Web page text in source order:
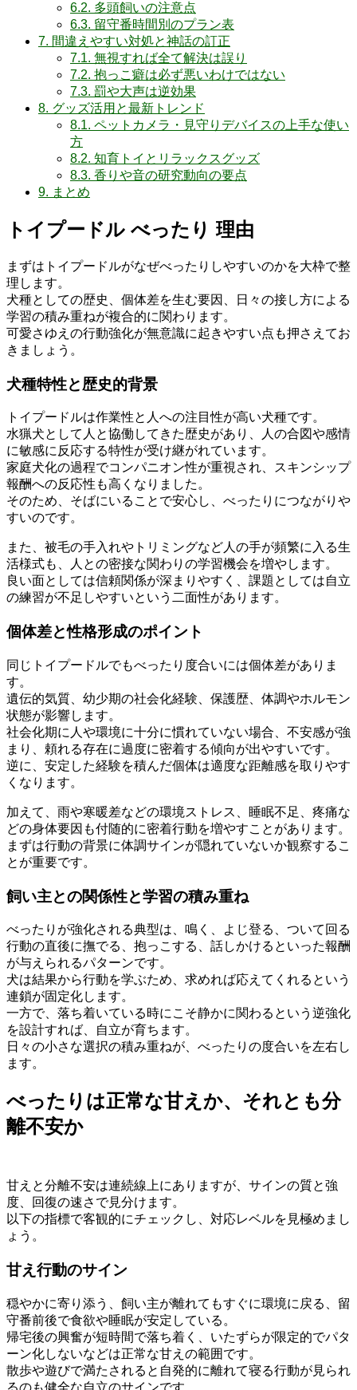
6.2. 多頭飼いの注意点
6.3. 留守番時間別のプラン表
7. 間違えやすい対処と神話の訂正
7.1. 無視すれば全て解決は誤り
7.2. 抱っこ癖は必ず悪いわけではない
7.3. 罰や大声は逆効果
8. グッズ活用と最新トレンド
8.1. ペットカメラ・見守りデバイスの上手な使い
方
8.2. 知育トイとリラックスグッズ
8.3. 香りや音の研究動向の要点
9. まとめ
トイプードル べったり 理由
まずはトイプードルがなぜべったりしやすいのかを大枠で整
理します。
犬種としての歴史、個体差を生む要因、日々の接し方による
学習の積み重ねが複合的に関わります。
可愛さゆえの行動強化が無意識に起きやすい点も押さえてお
きましょう。
犬種特性と歴史的背景
トイプードルは作業性と人への注目性が高い犬種です。
水猟犬として人と協働してきた歴史があり、人の合図や感情
に敏感に反応する特性が受け継がれています。
家庭犬化の過程でコンパニオン性が重視され、スキンシップ
報酬への反応性も高くなりました。
そのため、そばにいることで安心し、べったりにつながりや
すいのです。
また、被毛の手入れやトリミングなど人の手が頻繁に入る生
活様式も、人との密接な関わりの学習機会を増やします。
良い面としては信頼関係が深まりやすく、課題としては自立
の練習が不足しやすいという二面性があります。
個体差と性格形成のポイント
同じトイプードルでもべったり度合いには個体差がありま
す。
遺伝的気質、幼少期の社会化経験、保護歴、体調やホルモン
状態が影響します。
社会化期に人や環境に十分に慣れていない場合、不安感が強
まり、頼れる存在に過度に密着する傾向が出やすいです。
逆に、安定した経験を積んだ個体は適度な距離感を取りやす
くなります。
加えて、雨や寒暖差などの環境ストレス、睡眠不足、疼痛な
どの身体要因も付随的に密着行動を増やすことがあります。
まずは行動の背景に体調サインが隠れていないか観察するこ
とが重要です。
飼い主との関係性と学習の積み重ね
べったりが強化される典型は、鳴く、よじ登る、ついて回る
行動の直後に撫でる、抱っこする、話しかけるといった報酬
が与えられるパターンです。
犬は結果から行動を学ぶため、求めれば応えてくれるという
連鎖が固定化します。
一方で、落ち着いている時にこそ静かに関わるという逆強化
を設計すれば、自立が育ちます。
日々の小さな選択の積み重ねが、べったりの度合いを左右し
ます。
べったりは正常な甘えか、それとも分
離不安か
甘えと分離不安は連続線上にありますが、サインの質と強
度、回復の速さで見分けます。
以下の指標で客観的にチェックし、対応レベルを見極めまし
ょう。
甘え行動のサイン
穏やかに寄り添う、飼い主が離れてもすぐに環境に戻る、留
守番前後で食欲や睡眠が安定している。
帰宅後の興奮が短時間で落ち着く、いたずらが限定的でパタ
ーン化しないなどは正常な甘えの範囲です。
散歩や遊びで満たされると自発的に離れて寝る行動が見られ
るのも健全な自立のサインです。